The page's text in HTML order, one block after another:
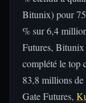
Bitunix) pour
% sur 6,4
Futures,
complété le top
83,8 millions de
Gate Futures,